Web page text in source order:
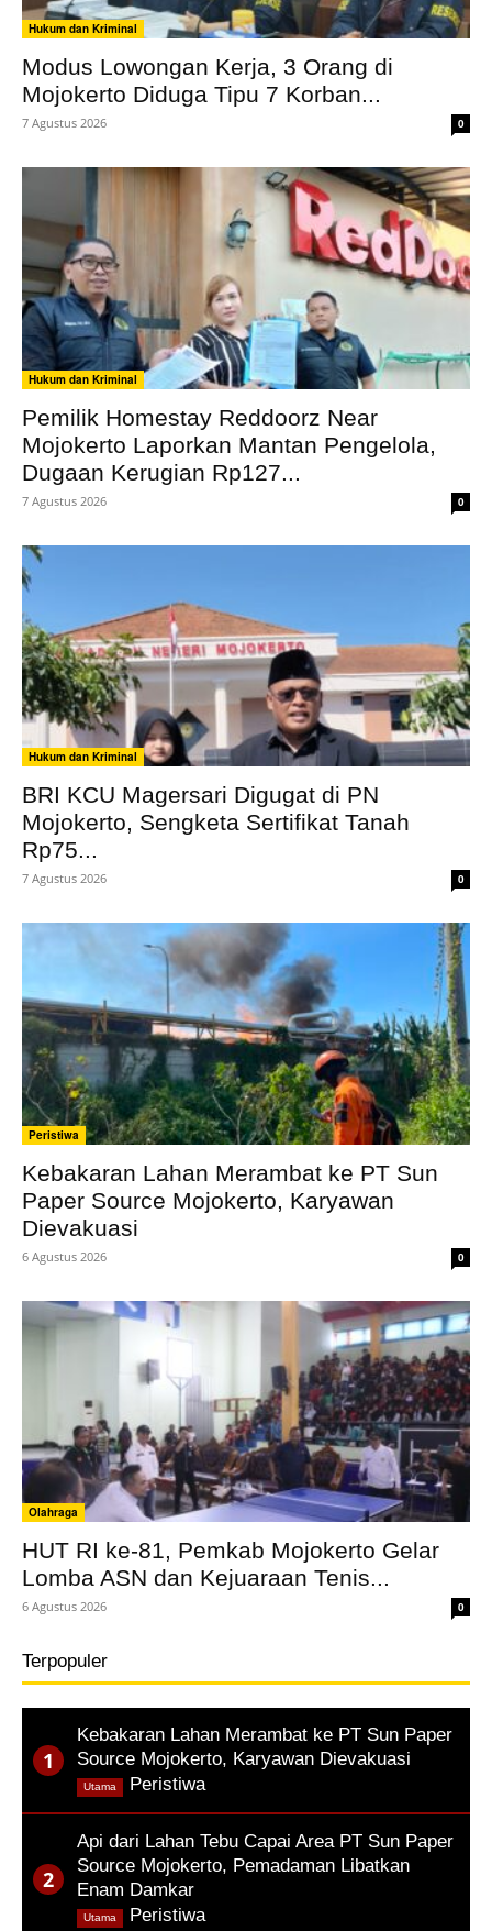
Hukum dan Kriminal
Modus Lowongan Kerja, 3 Orang di
Mojokerto Diduga Tipu 7 Korban...
7 Agustus 2026 0
Hukum dan Kriminal
Pemilik Homestay Reddoorz Near
Mojokerto Laporkan Mantan Pengelola,
Dugaan Kerugian Rp127...
7 Agustus 2026 0
Hukum dan Kriminal
BRI KCU Magersari Digugat di PN
Mojokerto, Sengketa Sertifikat Tanah
Rp75...
7 Agustus 2026 0
Peristiwa
Kebakaran Lahan Merambat ke PT Sun
Paper Source Mojokerto, Karyawan
Dievakuasi
6 Agustus 2026 0
Olahraga
HUT RI ke-81, Pemkab Mojokerto Gelar
Lomba ASN dan Kejuaraan Tenis...
6 Agustus 2026 0
Terpopuler
Kebakaran Lahan Merambat ke PT Sun Paper
Source Mojokerto, Karyawan Dievakuasi
Peristiwa,
Utama
Api dari Lahan Tebu Capai Area PT Sun Paper
Source Mojokerto, Pemadaman Libatkan
Enam Damkar
Peristiwa,
Utama